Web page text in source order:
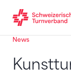
Zum Inhalt
Zur Sitemap
Zum Navigieren
News